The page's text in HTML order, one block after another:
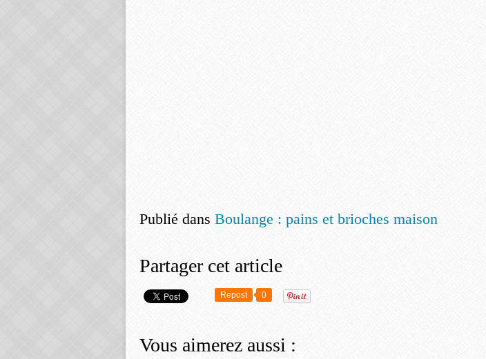
Publié dans Boulange : pains et brioches maison
Partager cet article
Repost 0
Vous aimerez aussi :